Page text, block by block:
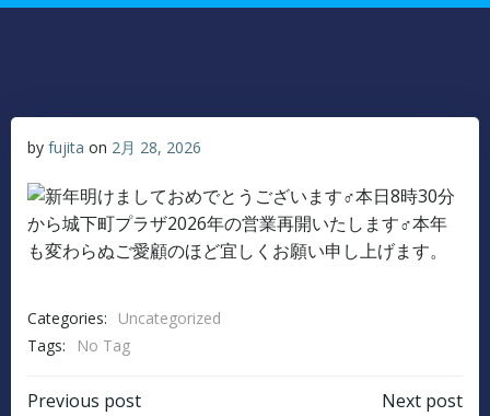
by fujita on 2月 28, 2026
Categories:
Uncategorized
Tags:
No Tag
Previous post Next post